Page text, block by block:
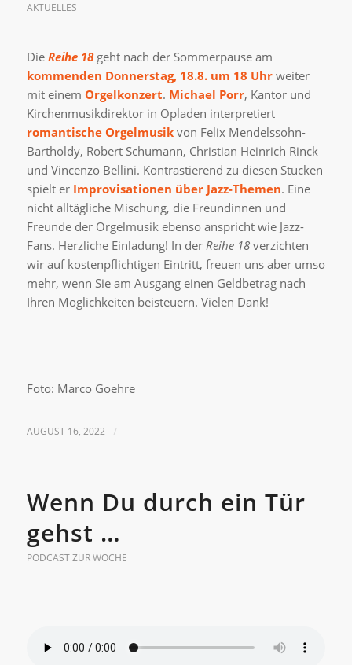
AKTUELLES
Die Reihe 18geht nach der Sommerpause am
kommenden Donnerstag, 18.8. um 18 Uhrweiter
mit einem Orgelkonzert. Michael Porr, Kantor und
Kirchenmusikdirektor in Opladen interpretiert
romantische Orgelmusikvon Felix Mendelssohn-
Bartholdy, Robert Schumann, Christian Heinrich Rinck
und Vincenzo Bellini. Kontrastierend zu diesen Stücken
spielt er Improvisationen über Jazz-Themen. Eine
nicht alltägliche Mischung, die Freundinnen und
Freunde der Orgelmusik ebenso anspricht wie Jazz-
Fans. Herzliche Einladung! In der Reihe 18 verzichten
wir auf kostenpflichtigen Eintritt, freuen uns aber umso
mehr, wenn Sie am Ausgang einen Geldbetrag nach
Ihren Möglichkeiten beisteuern. Vielen Dank!
Foto: Marco Goehre
AUGUST 16, 2022 /
Wenn Du durch ein Tür
gehst …
PODCAST ZUR WOCHE